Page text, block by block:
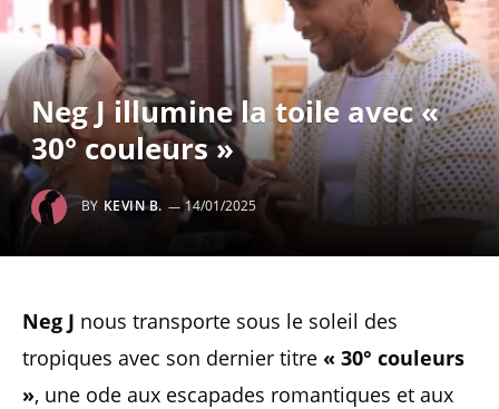
Neg J illumine la toile avec «
30° couleurs »
BY KEVIN B. 14/01/2025
Neg J nous transporte sous le soleil des
tropiques avec son dernier titre « 30° couleurs
», une ode aux escapades romantiques et aux